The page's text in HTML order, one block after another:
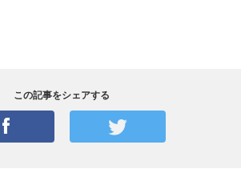
この記事をシェアする